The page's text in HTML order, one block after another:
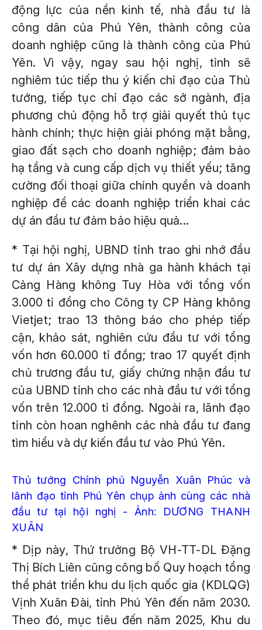
động lực của nền kinh tế, nhà đầu tư là
công dân của Phú Yên, thành công của
doanh nghiệp cũng là thành công của Phú
Yên. Vì vậy, ngay sau hội nghị, tỉnh sẽ
nghiêm túc tiếp thu ý kiến chỉ đạo của Thủ
tướng, tiếp tục chỉ đạo các sở ngành, địa
phương chủ động hỗ trợ giải quyết thủ tục
hành chính; thực hiện giải phóng mặt bằng,
giao đất sạch cho doanh nghiệp; đảm bảo
hạ tầng và cung cấp dịch vụ thiết yếu; tăng
cường đối thoại giữa chính quyền và doanh
nghiệp để các doanh nghiệp triển khai các
dự án đầu tư đảm bảo hiệu quả...
* Tại hội nghị, UBND tỉnh trao ghi nhớ đầu
tư dự án Xây dựng nhà ga hành khách tại
Cảng Hàng không Tuy Hòa với tổng vốn
3.000 tỉ đồng cho Công ty CP Hàng không
Vietjet; trao 13 thông báo cho phép tiếp
cận, khảo sát, nghiên cứu đầu tư với tổng
vốn hơn 60.000 tỉ đồng; trao 17 quyết định
chủ trương đầu tư, giấy chứng nhận đầu tư
của UBND tỉnh cho các nhà đầu tư với tổng
vốn trên 12.000 tỉ đồng. Ngoài ra, lãnh đạo
tỉnh còn hoan nghênh các nhà đầu tư đang
tìm hiểu và dự kiến đầu tư vào Phú Yên.
Thủ tướng Chính phủ Nguyễn Xuân Phúc và
lãnh đạo tỉnh Phú Yên chụp ảnh cùng các nhà
đầu tư tại hội nghị - Ảnh: DƯƠNG THANH
XUÂN
* Dịp này, Thứ trưởng Bộ VH-TT-DL Đặng
Thị Bích Liên cũng công bố Quy hoạch tổng
thể phát triển khu du lịch quốc gia (KDLQG)
Vịnh Xuân Đài, tỉnh Phú Yên đến năm 2030.
Theo đó, mục tiêu đến năm 2025, Khu du